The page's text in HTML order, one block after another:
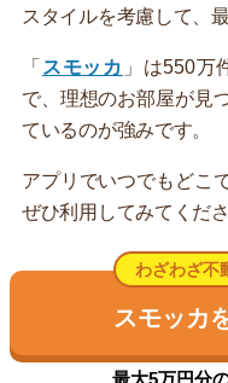
スタイルを考慮して、
「 スモッカ 」は550万
で、理想のお部屋が見
ているのが強みです。
アプリでいつでもどこ
ぜひ利用してみてくださ
わざわざ不
スモッカ
最大5万円分